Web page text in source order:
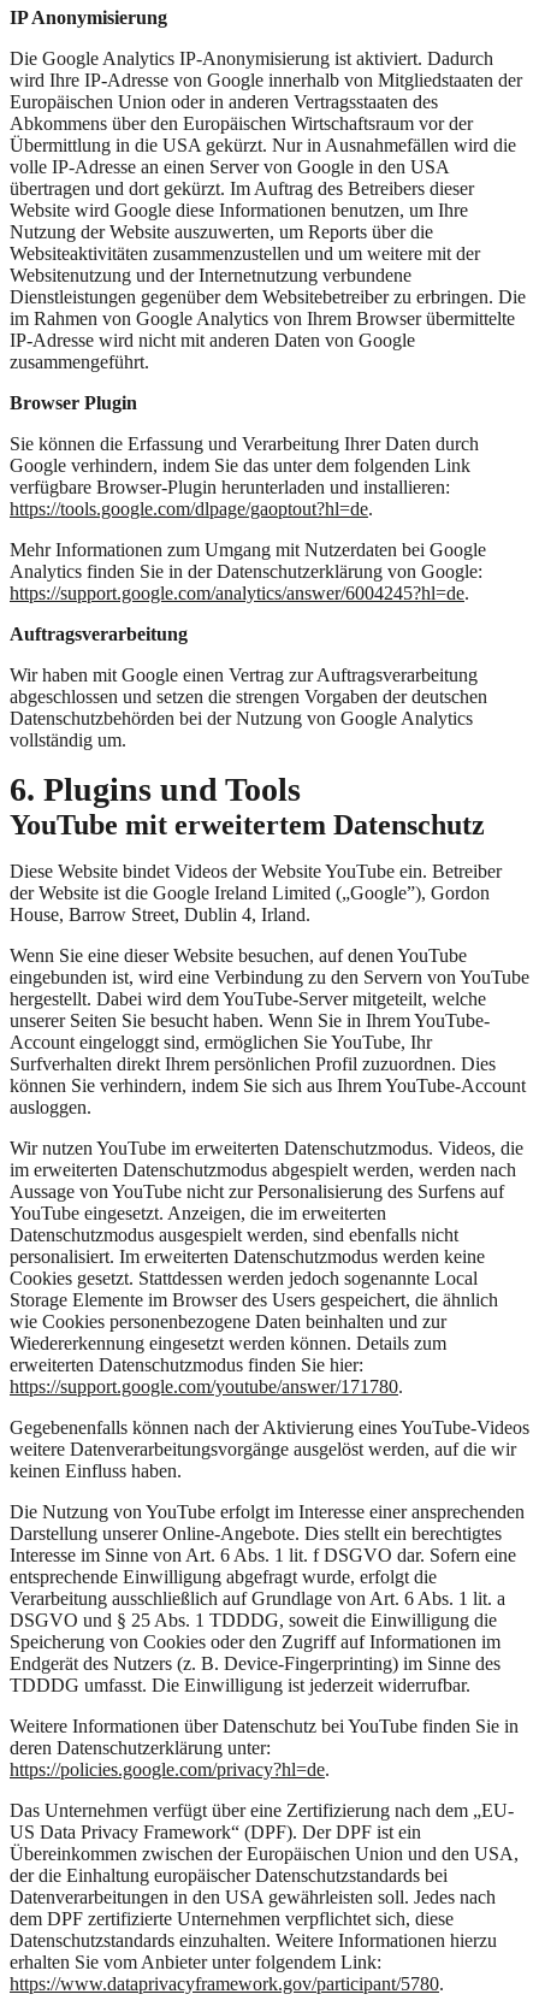
IP Anonymisierung
Die Google Analytics IP-Anonymisierung ist aktiviert. Dadurch
wird Ihre IP-Adresse von Google innerhalb von Mitgliedstaaten der
Europäischen Union oder in anderen Vertragsstaaten des
Abkommens über den Europäischen Wirtschaftsraum vor der
Übermittlung in die USA gekürzt. Nur in Ausnahmefällen wird die
volle IP-Adresse an einen Server von Google in den USA
übertragen und dort gekürzt. Im Auftrag des Betreibers dieser
Website wird Google diese Informationen benutzen, um Ihre
Nutzung der Website auszuwerten, um Reports über die
Websiteaktivitäten zusammenzustellen und um weitere mit der
Websitenutzung und der Internetnutzung verbundene
Dienstleistungen gegenüber dem Websitebetreiber zu erbringen. Die
im Rahmen von Google Analytics von Ihrem Browser übermittelte
IP-Adresse wird nicht mit anderen Daten von Google
zusammengeführt.
Browser Plugin
Sie können die Erfassung und Verarbeitung Ihrer Daten durch
Google verhindern, indem Sie das unter dem folgenden Link
verfügbare Browser-Plugin herunterladen und installieren:
https://tools.google.com/dlpage/gaoptout?hl=de.
Mehr Informationen zum Umgang mit Nutzerdaten bei Google
Analytics finden Sie in der Datenschutzerklärung von Google:
https://support.google.com/analytics/answer/6004245?hl=de.
Auftragsverarbeitung
Wir haben mit Google einen Vertrag zur Auftragsverarbeitung
abgeschlossen und setzen die strengen Vorgaben der deutschen
Datenschutzbehörden bei der Nutzung von Google Analytics
vollständig um.
6. Plugins und Tools
YouTube mit erweitertem Datenschutz
Diese Website bindet Videos der Website YouTube ein. Betreiber
der Website ist die Google Ireland Limited („Google”), Gordon
House, Barrow Street, Dublin 4, Irland.
Wenn Sie eine dieser Website besuchen, auf denen YouTube
eingebunden ist, wird eine Verbindung zu den Servern von YouTube
hergestellt. Dabei wird dem YouTube-Server mitgeteilt, welche
unserer Seiten Sie besucht haben. Wenn Sie in Ihrem YouTube-
Account eingeloggt sind, ermöglichen Sie YouTube, Ihr
Surfverhalten direkt Ihrem persönlichen Profil zuzuordnen. Dies
können Sie verhindern, indem Sie sich aus Ihrem YouTube-Account
ausloggen.
Wir nutzen YouTube im erweiterten Datenschutzmodus. Videos, die
im erweiterten Datenschutzmodus abgespielt werden, werden nach
Aussage von YouTube nicht zur Personalisierung des Surfens auf
YouTube eingesetzt. Anzeigen, die im erweiterten
Datenschutzmodus ausgespielt werden, sind ebenfalls nicht
personalisiert. Im erweiterten Datenschutzmodus werden keine
Cookies gesetzt. Stattdessen werden jedoch sogenannte Local
Storage Elemente im Browser des Users gespeichert, die ähnlich
wie Cookies personenbezogene Daten beinhalten und zur
Wiedererkennung eingesetzt werden können. Details zum
erweiterten Datenschutzmodus finden Sie hier:
https://support.google.com/youtube/answer/171780.
Gegebenenfalls können nach der Aktivierung eines YouTube-Videos
weitere Datenverarbeitungsvorgänge ausgelöst werden, auf die wir
keinen Einfluss haben.
Die Nutzung von YouTube erfolgt im Interesse einer ansprechenden
Darstellung unserer Online-Angebote. Dies stellt ein berechtigtes
Interesse im Sinne von Art. 6 Abs. 1 lit. f DSGVO dar. Sofern eine
entsprechende Einwilligung abgefragt wurde, erfolgt die
Verarbeitung ausschließlich auf Grundlage von Art. 6 Abs. 1 lit. a
DSGVO und § 25 Abs. 1 TDDDG, soweit die Einwilligung die
Speicherung von Cookies oder den Zugriff auf Informationen im
Endgerät des Nutzers (z. B. Device-Fingerprinting) im Sinne des
TDDDG umfasst. Die Einwilligung ist jederzeit widerrufbar.
Weitere Informationen über Datenschutz bei YouTube finden Sie in
deren Datenschutzerklärung unter:
https://policies.google.com/privacy?hl=de.
Das Unternehmen verfügt über eine Zertifizierung nach dem „EU-
US Data Privacy Framework“ (DPF). Der DPF ist ein
Übereinkommen zwischen der Europäischen Union und den USA,
der die Einhaltung europäischer Datenschutzstandards bei
Datenverarbeitungen in den USA gewährleisten soll. Jedes nach
dem DPF zertifizierte Unternehmen verpflichtet sich, diese
Datenschutzstandards einzuhalten. Weitere Informationen hierzu
erhalten Sie vom Anbieter unter folgendem Link:
https://www.dataprivacyframework.gov/participant/5780.